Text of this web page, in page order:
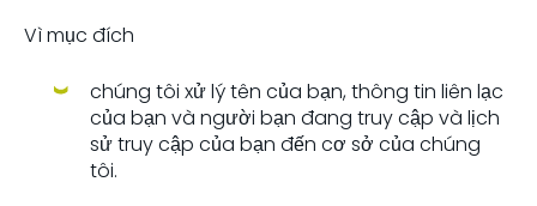
Vì mục đích
chúng tôi xử lý tên của bạn, thông tin liên lạc
của bạn và người bạn đang truy cập và lịch
sử truy cập của bạn đến cơ sở của chúng
tôi.